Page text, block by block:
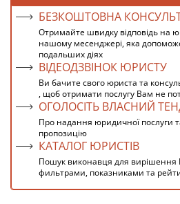
БЕЗКОШТОВНА
Отримайте швидку відповідь на
нашому месенджері, яка
подальших діях
ВІДЕОДЗВІНОК ЮРИСТУ
Ви бачите свого юриста та
, щоб отримати послугу Вам не
ОГОЛОСІТЬ ВЛАСНИЙ
Про надання юридичної послуги
пропозицію
КАТАЛОГ ЮРИСТІВ
Пошук виконавця для вирішення
фильтрами, показниками та